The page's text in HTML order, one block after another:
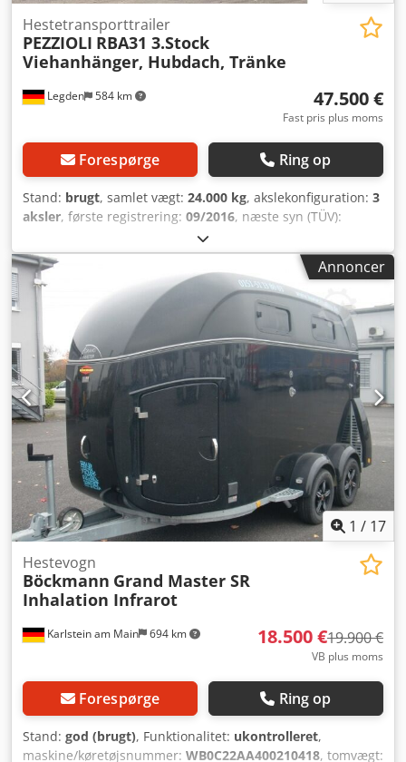
Legden 584 km
Hestetransporttrailer
PEZZIOLI RBA31 3.Stock
Viehanhänger, Hubdach, Tränke
47.500 €
Fast pris plus moms
Forespørge Ring op
Stand: brugt, samlet vægt: 24.000 kg, akslekonfiguration: 3
aksler, første registrering: 09/2016, næste syn (TÜV):
, * 3. sal Csdpfx Aezlw Tijcdsrf * Hævet tag *
Hydraulisk læsserampe * Eget aggregat * Vandingsanlæg *
Luftaffjedring for og bag * Egenvægt: 8.300 kg -----Internt
køretøjsnummer: 11323----Fejl og mangler samt forbehold
for mellemsalg
Annoncer
1 / 17
Karlstein am Main 694 km
Hestevogn
Böckmann Grand Master SR
Inhalation Infrarot
18.500 €19.900 €
VB plus moms
Forespørge Ring op
Stand: god (brugt), Funktionalitet: ukontrolleret,
maskine/køretøjsnummer: WB0C22AA400210418, tomvægt: